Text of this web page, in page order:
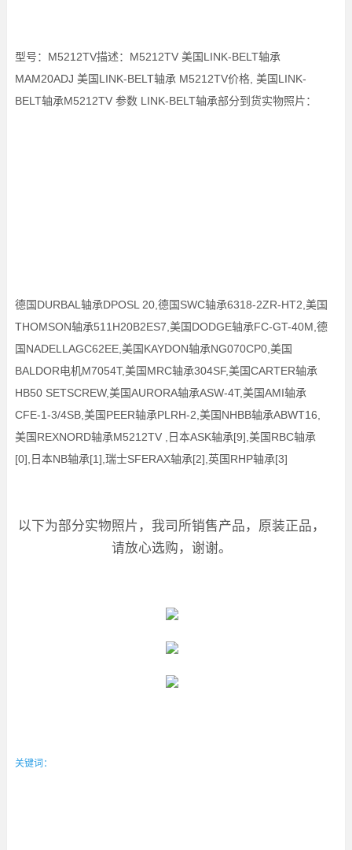
型号：M5212TV描述：M5212TV 美国LINK-BELT轴承
MAM20ADJ 美国LINK-BELT轴承 M5212TV价格, 美国LINK-
BELT轴承M5212TV 参数 LINK-BELT轴承部分到货实物照片：
德国DURBAL轴承DPOSL 20,德国SWC轴承6318-2ZR-HT2,美国
THOMSON轴承511H20B2ES7,美国DODGE轴承FC-GT-40M,德
国NADELLAGC62EE,美国KAYDON轴承NG070CP0,美国
BALDOR电机M7054T,美国MRC轴承304SF,美国CARTER轴承
HB50 SETSCREW,美国AURORA轴承ASW-4T,美国AMI轴承
CFE-1-3/4SB,美国PEER轴承PLRH-2,美国NHBB轴承ABWT16,
美国REXNORD轴承M5212TV ,日本ASK轴承[9],美国RBC轴承
[0],日本NB轴承[1],瑞士SFERAX轴承[2],英国RHP轴承[3]
以下为部分实物照片，我司所销售产品，原装正品，
请放心选购，谢谢。
关键词：